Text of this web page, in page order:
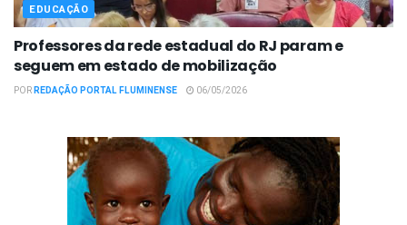
EDUCAÇÃO
Professores da rede estadual do RJ param e
seguem em estado de mobilização
PORREDAÇÃO PORTAL FLUMINENSE 06/05/2026